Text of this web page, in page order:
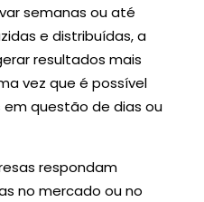
semanas ou até
e distribuídas, a
resultados mais
vez que é possível
questão de dias ou
respondam
no mercado ou no